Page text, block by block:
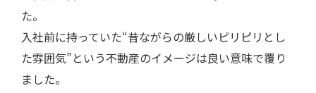
た。
入社前に持っていた“昔ながらの厳しいピリピリとし
た雰囲気”という不動産のイメージは良い意味で覆り
ました。